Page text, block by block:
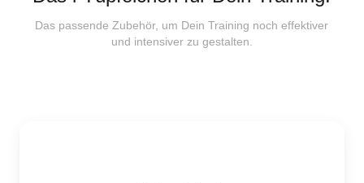
Das passende Zubehör, um Dein Training noch effektiver
und intensiver zu gestalten.